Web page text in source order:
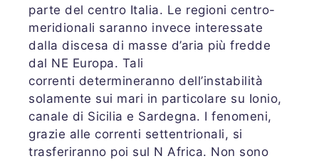
parte del centro Italia. Le regioni centro-
meridionali saranno invece interessate
dalla discesa di masse d’aria più fredde
dal NE Europa. Tali
correnti determineranno dell’instabilità
solamente sui mari in particolare su Ionio,
canale di Sicilia e Sardegna. I fenomeni,
grazie alle correnti settentrionali, si
trasferiranno poi sul N Africa. Non sono